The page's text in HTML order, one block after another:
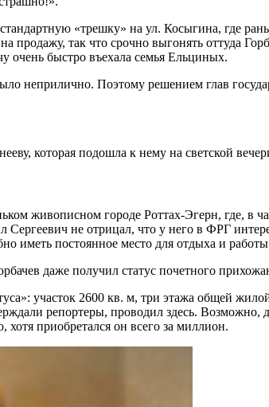
«трешку» на ул. Косыгина, где
продажу, так что срочно выгонять оттуда
очень быстро въехала семья Ельциных.
неприлично. Поэтому решением глав
которая подошла к нему на светской
живописном городе Роттах-Эгерн, где, в
не отрицал, что у него в ФРГ
иметь постоянное место для отдыха и
даже получил статус почетного
участок 2600 кв. м, три этажа общей
репортеры, проводил здесь. Возможно,
приобретался он всего за миллион.